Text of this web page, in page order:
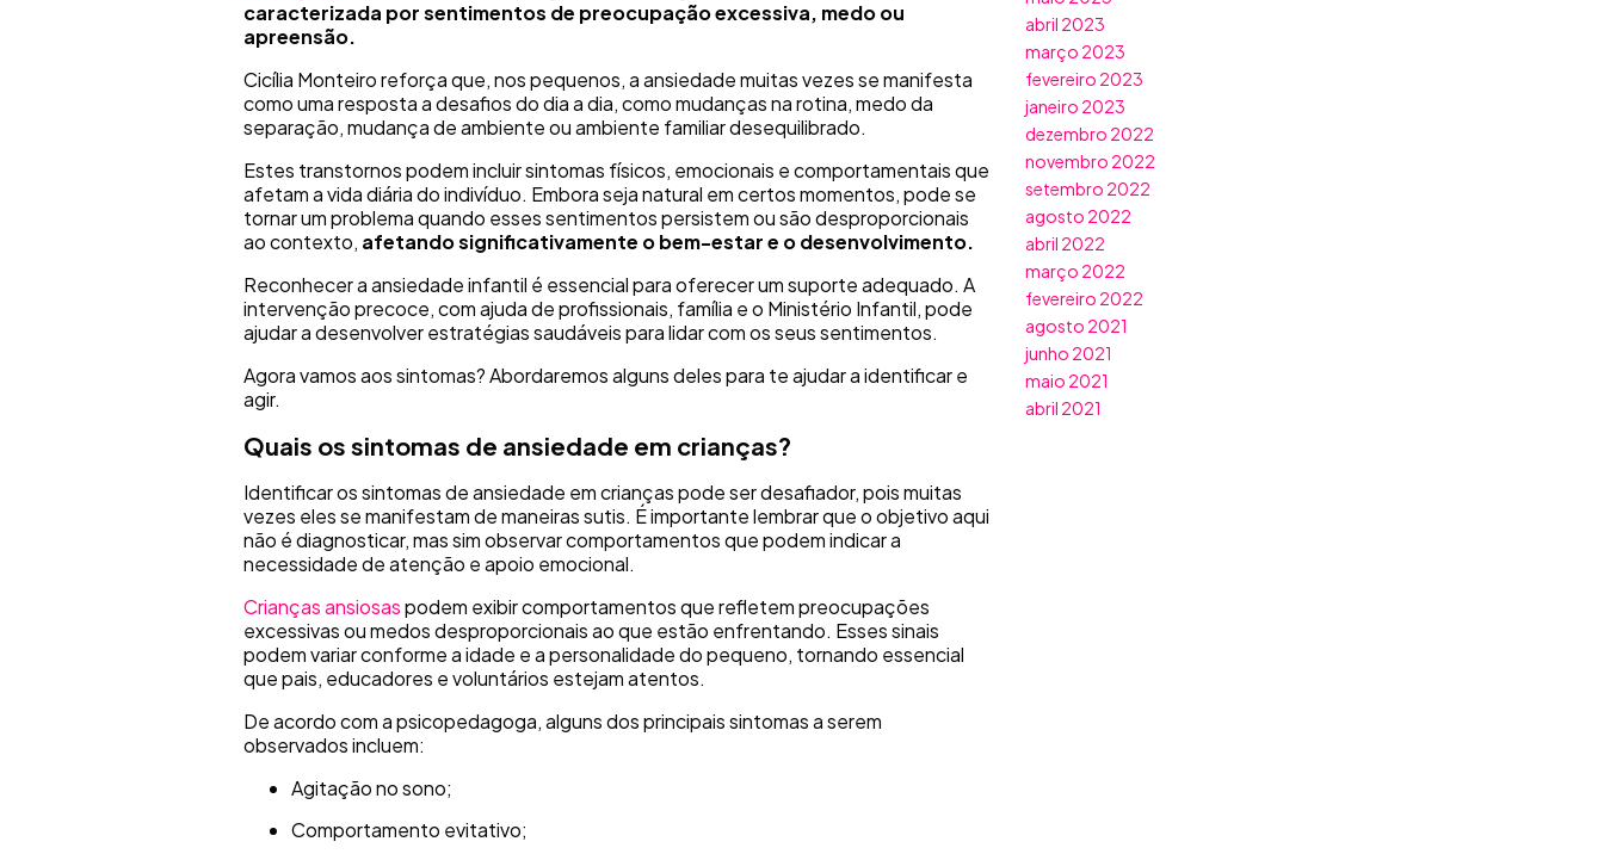
caracterizada por sentimentos de preocupação excessiva, medo ou
apreensão.
Cicília Monteiro reforça que, nos pequenos, a ansiedade muitas vezes se manifesta
como uma resposta a desafios do dia a dia, como mudanças na rotina, medo da
separação, mudança de ambiente ou ambiente familiar desequilibrado.
Estes transtornos podem incluir sintomas físicos, emocionais e comportamentais que
afetam a vida diária do indivíduo. Embora seja natural em certos momentos, pode se
tornar um problema quando esses sentimentos persistem ou são desproporcionais
ao contexto, afetando significativamente o bem-estar e o desenvolvimento.
Reconhecer a ansiedade infantil é essencial para oferecer um suporte adequado. A
intervenção precoce, com ajuda de profissionais, família e o Ministério Infantil, pode
ajudar a desenvolver estratégias saudáveis para lidar com os seus sentimentos.
Agora vamos aos sintomas? Abordaremos alguns deles para te ajudar a identificar e
agir.
Quais os sintomas de ansiedade em crianças?
Identificar os sintomas de ansiedade em crianças pode ser desafiador, pois muitas
vezes eles se manifestam de maneiras sutis. É importante lembrar que o objetivo aqui
não é diagnosticar, mas sim observar comportamentos que podem indicar a
necessidade de atenção e apoio emocional.
Crianças ansiosaspodem exibir comportamentos que refletem preocupações
excessivas ou medos desproporcionais ao que estão enfrentando. Esses sinais
podem variar conforme a idade e a personalidade do pequeno, tornando essencial
que pais, educadores e voluntários estejam atentos.
De acordo com a psicopedagoga, alguns dos principais sintomas a serem
observados incluem:
Agitação no sono;
Comportamento evitativo;
abril 2023
março 2023
fevereiro 2023
janeiro 2023
dezembro 2022
novembro 2022
setembro 2022
agosto 2022
abril 2022
março 2022
fevereiro 2022
agosto 2021
junho 2021
maio 2021
abril 2021